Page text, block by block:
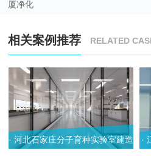
厦净化
相关案例推荐 RELATED
· 河北石家庄分子育种实验室建造 ·